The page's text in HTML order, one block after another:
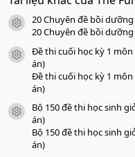
s
a
o
icon tài liệu
20 Chuyên đề bồi
20 Chuyên đề bồi
icon tài liệu
Đề thi cuối học kỳ 1 môn
án)
Đề thi cuối học kỳ 1 môn
án)
icon tài liệu
Bộ 150 đề thi học sinh
án)
Bộ 150 đề thi học sinh
án)